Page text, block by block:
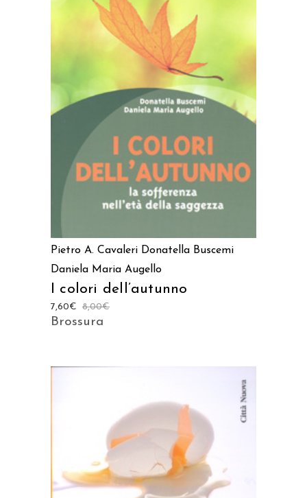
AGGIUNGI AL CARRELLO
Pietro A. Cavaleri Donatella Buscemi
Daniela Maria Augello
I colori dell’autunno
8,00€
7,60€
Brossura